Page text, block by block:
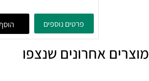
TKK, מתלה לבגדים יוקרתי,
במגוון צבעים דגם H7002
מק"ט:H7002
87